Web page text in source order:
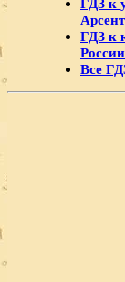
ГДЗ к
Все